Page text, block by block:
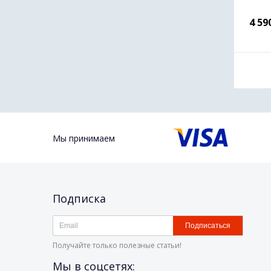
4
Мы принимаем
Подписка
Подписаться
Получайте только полезные статьи!
Мы в соцсетях: